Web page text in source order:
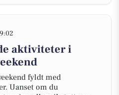
aktiviteter i
fyldt med
Uanset om du